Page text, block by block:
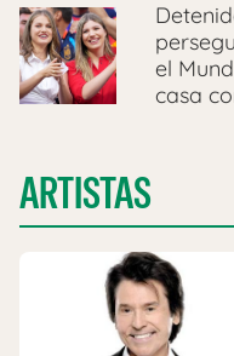
el
casa
ARTISTAS